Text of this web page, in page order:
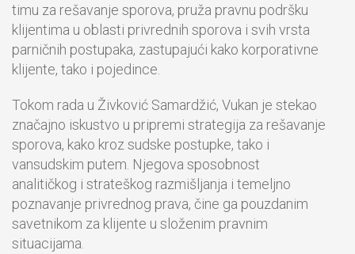
timu za rešavanje sporova, pruža pravnu podršku
klijentima u oblasti privrednih sporova i svih vrsta
parničnih postupaka, zastupajući kako korporativne
klijente, tako i pojedince.
Tokom rada u Živković Samardžić, Vukan je stekao
značajno iskustvo u pripremi strategija za rešavanje
sporova, kako kroz sudske postupke, tako i
vansudskim putem. Njegova sposobnost
analitičkog i strateškog razmišljanja i temeljno
poznavanje privrednog prava, čine ga pouzdanim
savetnikom za klijente u složenim pravnim
situacijama.